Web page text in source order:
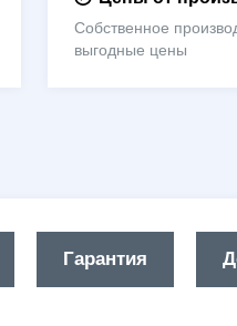
Собственное
выгодные цены
Гарантия